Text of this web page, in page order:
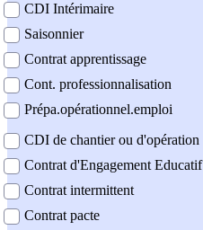
CDI Intérimaire
Saisonnier
Contrat apprentissage
Cont. professionnalisation
Prépa.opérationnel.emploi
CDI de chantier ou d'opération
Contrat d'Engagement Educatif
Contrat intermittent
Contrat pacte